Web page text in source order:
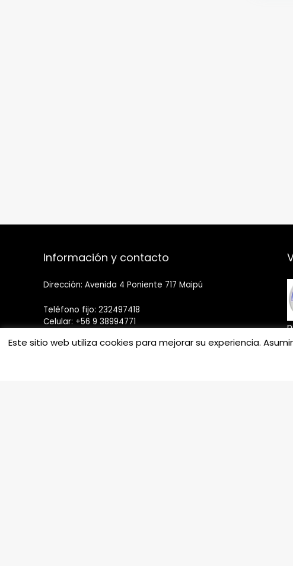
Información y contacto
Dirección: Avenida 4 Poniente 717 Maipú
Teléfono fijo: 232497418
Celular: +56 9 38994771
Este sitio web utiliza cookies para mejorar su experiencia.